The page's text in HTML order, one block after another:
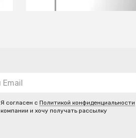
Я согласен с Политикой конфиденциальности
компании и хочу получать рассылку